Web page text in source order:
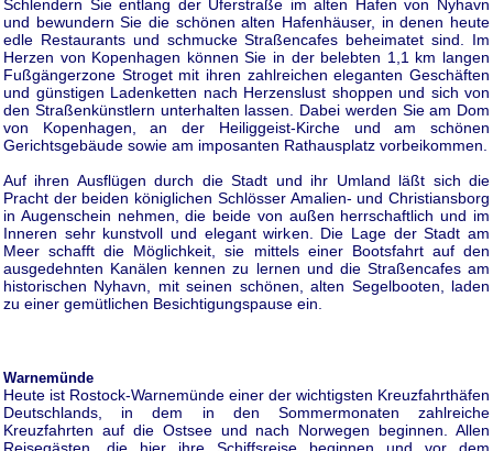
Schlendern Sie entlang der Uferstraße im alten Hafen von Nyhavn
und bewundern Sie die schönen alten Hafenhäuser, in denen heute
edle Restaurants und schmucke Straßencafes beheimatet sind. Im
Herzen von Kopenhagen können Sie in der belebten 1,1 km langen
Fußgängerzone Stroget mit ihren zahlreichen eleganten Geschäften
und günstigen Ladenketten nach Herzenslust shoppen und sich von
den Straßenkünstlern unterhalten lassen. Dabei werden Sie am Dom
von Kopenhagen, an der Heiliggeist-Kirche und am schönen
Gerichtsgebäude sowie am imposanten Rathausplatz vorbeikommen.
Auf ihren Ausflügen durch die Stadt und ihr Umland läßt sich die
Pracht der beiden königlichen Schlösser Amalien- und Christiansborg
in Augenschein nehmen, die beide von außen herrschaftlich und im
Inneren sehr kunstvoll und elegant wirken. Die Lage der Stadt am
Meer schafft die Möglichkeit, sie mittels einer Bootsfahrt auf den
ausgedehnten Kanälen kennen zu lernen und die Straßencafes am
historischen Nyhavn, mit seinen schönen, alten Segelbooten, laden
zu einer gemütlichen Besichtigungspause ein.
Warnemünde
Heute ist Rostock-Warnemünde einer der wichtigsten Kreuzfahrthäfen
Deutschlands, in dem in den Sommermonaten zahlreiche
Kreuzfahrten auf die Ostsee und nach Norwegen beginnen. Allen
Reisegästen, die hier ihre Schiffsreise beginnen und vor dem